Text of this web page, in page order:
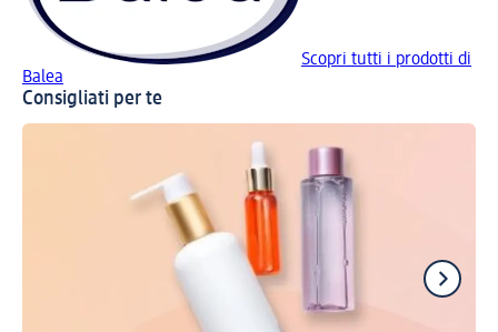
Scopri tutti i prodotti di
Balea
Consigliati per te